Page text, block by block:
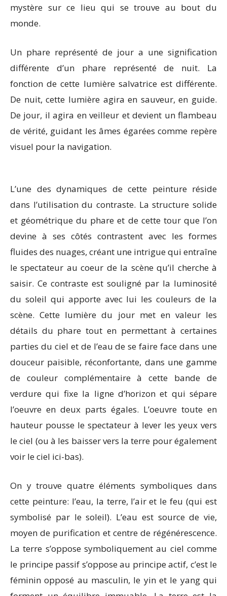
mystère sur ce lieu qui se trouve au bout du
monde.
Un phare représenté de jour a une signification
différente d’un phare représenté de nuit. La
fonction de cette lumière salvatrice est différente.
De nuit, cette lumière agira en sauveur, en guide.
De jour, il agira en veilleur et devient un flambeau
de vérité, guidant les âmes égarées comme repère
visuel pour la navigation.
L’une des dynamiques de cette peinture réside
dans l’utilisation du contraste. La structure solide
et géométrique du phare et de cette tour que l’on
devine à ses côtés contrastent avec les formes
fluides des nuages, créant une intrigue qui entraîne
le spectateur au coeur de la scène qu’il cherche à
saisir. Ce contraste est souligné par la luminosité
du soleil qui apporte avec lui les couleurs de la
scène. Cette lumière du jour met en valeur les
détails du phare tout en permettant à certaines
parties du ciel et de l’eau de se faire face dans une
douceur paisible, réconfortante, dans une gamme
de couleur complémentaire à cette bande de
verdure qui fixe la ligne d’horizon et qui sépare
l’oeuvre en deux parts égales. L’oeuvre toute en
hauteur pousse le spectateur à lever les yeux vers
le ciel (ou à les baisser vers la terre pour également
voir le ciel ici-bas).
On y trouve quatre éléments symboliques dans
cette peinture: l’eau, la terre, l’air et le feu (qui est
symbolisé par le soleil). L’eau est source de vie,
moyen de purification et centre de régénérescence.
La terre s’oppose symboliquement au ciel comme
le principe passif s’oppose au principe actif, c’est le
féminin opposé au masculin, le yin et le yang qui